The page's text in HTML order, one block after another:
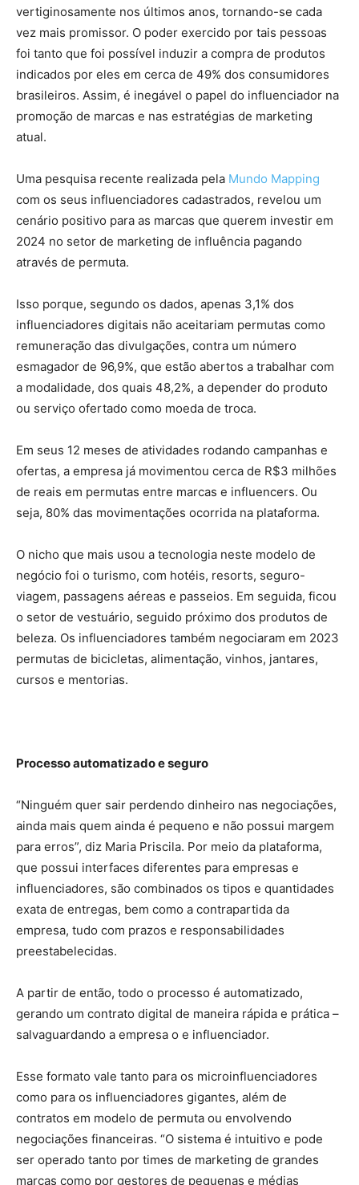
vertiginosamente nos últimos anos, tornando-se cada
vez mais promissor. O poder exercido por tais pessoas
foi tanto que foi possível induzir a compra de produtos
indicados por eles em cerca de 49% dos consumidores
brasileiros. Assim, é inegável o papel do influenciador na
promoção de marcas e nas estratégias de marketing
atual.
Uma pesquisa recente realizada pela Mundo Mapping
com os seus influenciadores cadastrados, revelou um
cenário positivo para as marcas que querem investir em
2024 no setor de marketing de influência pagando
através de permuta.
Isso porque, segundo os dados, apenas 3,1% dos
influenciadores digitais não aceitariam permutas como
remuneração das divulgações, contra um número
esmagador de 96,9%, que estão abertos a trabalhar com
a modalidade, dos quais 48,2%, a depender do produto
ou serviço ofertado como moeda de troca.
Em seus 12 meses de atividades rodando campanhas e
ofertas, a empresa já movimentou cerca de R$3 milhões
de reais em permutas entre marcas e influencers. Ou
seja, 80% das movimentações ocorrida na plataforma.
O nicho que mais usou a tecnologia neste modelo de
negócio foi o turismo, com hotéis, resorts, seguro-
viagem, passagens aéreas e passeios. Em seguida, ficou
o setor de vestuário, seguido próximo dos produtos de
beleza. Os influenciadores também negociaram em 2023
permutas de bicicletas, alimentação, vinhos, jantares,
cursos e mentorias.
Processo automatizado e seguro
“Ninguém quer sair perdendo dinheiro nas negociações,
ainda mais quem ainda é pequeno e não possui margem
para erros”, diz Maria Priscila. Por meio da plataforma,
que possui interfaces diferentes para empresas e
influenciadores, são combinados os tipos e quantidades
exata de entregas, bem como a contrapartida da
empresa, tudo com prazos e responsabilidades
preestabelecidas.
A partir de então, todo o processo é automatizado,
gerando um contrato digital de maneira rápida e prática –
salvaguardando a empresa o e influenciador.
Esse formato vale tanto para os microinfluenciadores
como para os influenciadores gigantes, além de
contratos em modelo de permuta ou envolvendo
negociações financeiras. “O sistema é intuitivo e pode
ser operado tanto por times de marketing de grandes
marcas como por gestores de pequenas e médias